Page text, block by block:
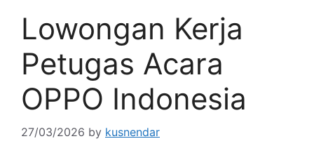
Lowongan Kerja
Petugas Acara
OPPO Indonesia
27/03/2026 by kusnendar